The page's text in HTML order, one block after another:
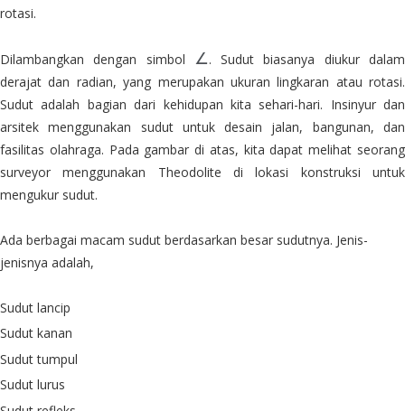
rotasi.
Dilambangkan dengan simbol ∠. Sudut biasanya diukur dalam
derajat dan radian, yang merupakan ukuran lingkaran atau rotasi.
Sudut adalah bagian dari kehidupan kita sehari-hari. Insinyur dan
arsitek menggunakan sudut untuk desain jalan, bangunan, dan
fasilitas olahraga. Pada gambar di atas, kita dapat melihat seorang
surveyor menggunakan Theodolite di lokasi konstruksi untuk
mengukur sudut.
Ada berbagai macam sudut berdasarkan besar sudutnya. Jenis-
jenisnya adalah,
Sudut lancip
Sudut kanan
Sudut tumpul
Sudut lurus